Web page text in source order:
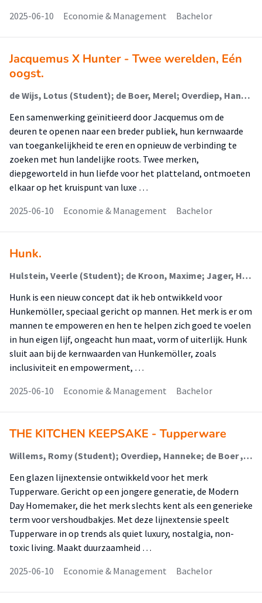
2025-06-10 Economie & Management Bachelor
Jacquemus X Hunter - Twee werelden, Eén
oogst.
de Wijs, Lotus (Student); de Boer, Merel; Overdiep, Hanneke
Een samenwerking geïnitieerd door Jacquemus om de
deuren te openen naar een breder publiek, hun kernwaarde
van toegankelijkheid te eren en opnieuw de verbinding te
zoeken met hun landelijke roots. Twee merken,
diepgeworteld in hun liefde voor het platteland, ontmoeten
elkaar op het kruispunt van luxe …
2025-06-10
Economie & Management Bachelor
Hunk.
Hulstein, Veerle (Student); de Kroon, Maxime; Jager, Herman
Hunk is een nieuw concept dat ik heb ontwikkeld voor
Hunkemöller, speciaal gericht op mannen. Het merk is er om
mannen te empoweren en hen te helpen zich goed te voelen
in hun eigen lijf, ongeacht hun maat, vorm of uiterlijk. Hunk
sluit aan bij de kernwaarden van Hunkemöller, zoals
inclusiviteit en empowerment, …
2025-06-10
Economie & Management Bachelor
THE KITCHEN KEEPSAKE - Tupperware
Willems, Romy (Student); Overdiep, Hanneke; de Boer , Merel
Een glazen lijnextensie ontwikkeld voor het merk
Tupperware. Gericht op een jongere generatie, de Modern
Day Homemaker, die het merk slechts kent als een generieke
term voor vershoudbakjes. Met deze lijnextensie speelt
Tupperware in op trends als quiet luxury, nostalgia, non-
toxic living. Maakt duurzaamheid …
2025-06-10
Economie & Management Bachelor